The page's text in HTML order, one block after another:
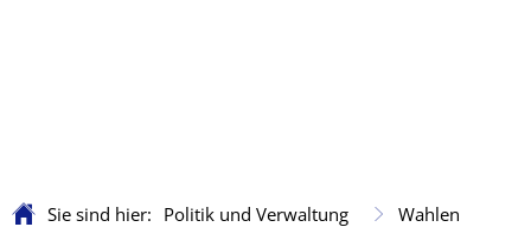
Sie sind hier: Politik und Verwaltung
Wahlen